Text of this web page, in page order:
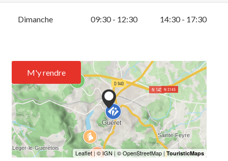
Dimanche 09:30 - 12:30 14:30 - 17:30
M'y rendre